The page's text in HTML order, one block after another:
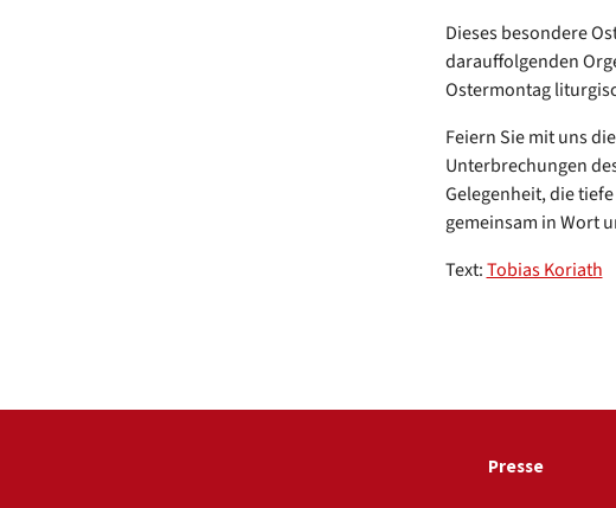
Dieses besondere
darauffolgenden
Ostermontag
Feiern Sie mit uns
Unterbrechungen
Gelegenheit, die
gemeinsam in Wort
Text:Tobias Koriath
Presse